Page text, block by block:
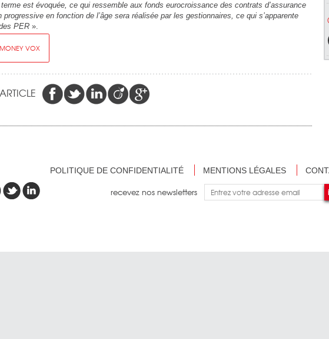
est évoquée, ce qui ressemble aux fonds eurocroissance des contrats d’assurance
en fonction de l’âge sera réalisée par les gestionnaires, ce qui s’apparente
PER ».
VOX
POLITIQUE DE CONFIDENTIALITÉ MENTIONS LÉGALES
recevez nos newsletters